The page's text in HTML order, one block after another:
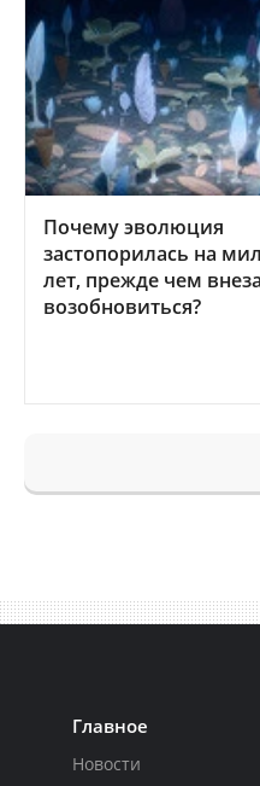
Почему эволюция
застопорилась на
лет, прежде чем
возобновиться?
Главное
Новости